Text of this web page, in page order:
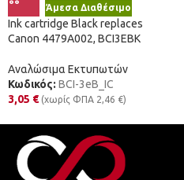
Άμεσα Διαθέσιμο
Ink cartridge Black replaces
Canon 4479A002, BCI3EBK
Αναλώσιμα Εκτυπωτών
Κωδικός: BCI-3eB_IC
3,05 € (χωρίς ΦΠΑ 2,46 €)